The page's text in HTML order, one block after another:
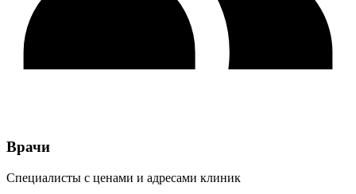
Врачи
Специалисты с ценами и адресами клиник